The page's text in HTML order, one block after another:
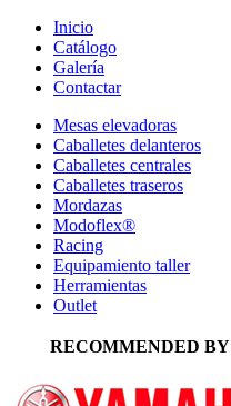
Inicio
Catálogo
Galería
Contactar
Mesas elevadoras
Caballetes delanteros
Caballetes centrales
Caballetes traseros
Mordazas
Modoflex®
Racing
Equipamiento taller
Herramientas
Outlet
RECOMMENDED BY